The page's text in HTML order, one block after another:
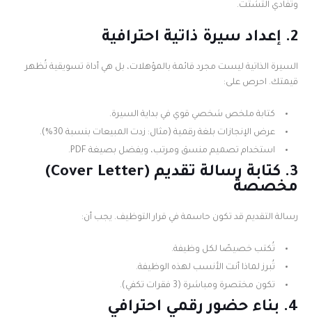
وتفادي التشتت.
2. إعداد سيرة ذاتية احترافية
السيرة الذاتية ليست مجرد قائمة بالمؤهلات، بل هي أداة تسويقية تُظهر
قيمتك. احرص على:
كتابة ملخص شخصي قوي في بداية السيرة.
عرض الإنجازات بلغة رقمية (مثال: زدت المبيعات بنسبة 30%).
استخدام تصميم منسق ومرتب، ويفضل بصيغة PDF.
3. كتابة رسالة تقديم (Cover Letter)
مخصصة
رسالة التقديم قد تكون حاسمة في قرار التوظيف. يجب أن:
تُكتب خصيصًا لكل وظيفة.
تُبرز لماذا أنت الأنسب لهذه الوظيفة.
تكون مختصرة ومباشرة (3 فقرات تكفي).
4. بناء حضور رقمي احترافي